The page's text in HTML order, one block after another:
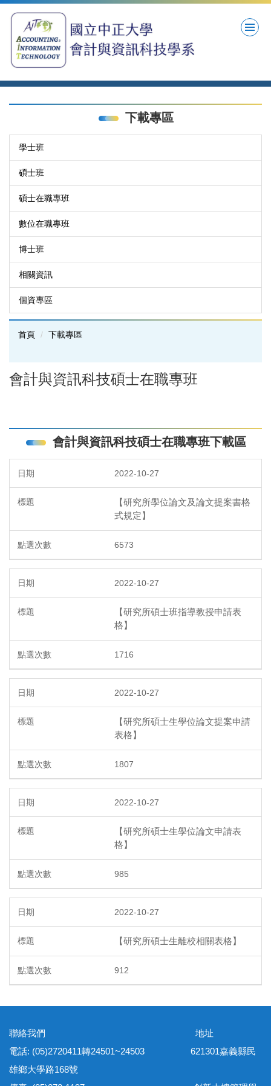
到
區
下載專區
學士班
碩士班
碩士在職專班
數位在職專班
博士班
相關資訊
個資專區
首頁 下載專區
會計與資訊科技碩士在職專班
會計與資訊科技碩士在職專班下載區
2022-10-27
【研究所學位論文及論文提案書格
式規定】
6573
2022-10-27
【研究所碩士班指導教授申請表
格】
1716
2022-10-27
【研究所碩士生學位論文提案申請
表格】
1807
2022-10-27
【研究所碩士生學位論文申請表
格】
985
2022-10-27
【研究所碩士生離校相關表格】
912
聯絡我們 地址
電話: (05)2720411轉24501~24503 621301嘉義縣民
雄鄉大學路168號